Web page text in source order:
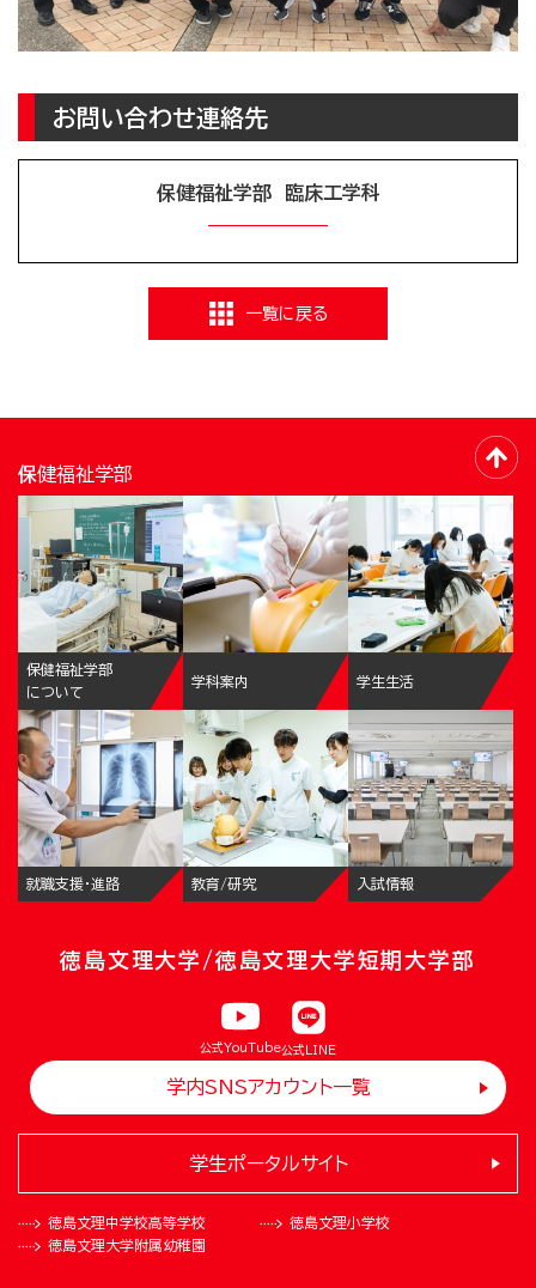
お問い合わせ連絡先
保健福祉学部 臨床工学科
一覧に戻る
保健福祉学部
保健福祉学部
について
学科案内 学生生活
就職支援・進路 教育/研究 入試情報
徳島文理大学/徳島文理大学短期大学部
公式YouTube公式LINE
学内SNSアカウント一覧
徳島文理中学校高等学校
徳島文理小学校
徳島文理大学附属幼稚園
学生ポータルサイト